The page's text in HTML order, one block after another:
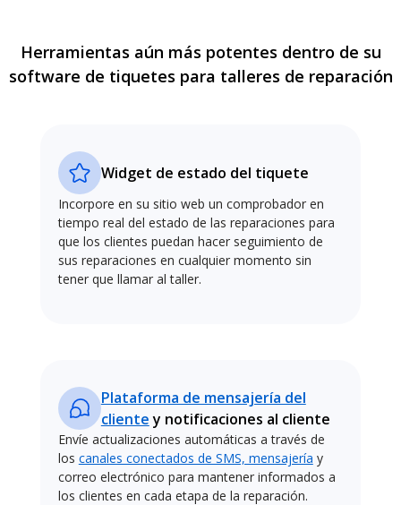
Herramientas aún más potentes dentro de su
software de tiquetes para talleres de reparación
Widget de estado del tiquete
Incorpore en su sitio web un comprobador en
tiempo real del estado de las reparaciones para
que los clientes puedan hacer seguimiento de
sus reparaciones en cualquier momento sin
tener que llamar al taller.
Plataforma de mensajería del
clientey notificaciones al cliente
Envíe actualizaciones automáticas a través de
los canales conectados de SMS, mensajería y
correo electrónico para mantener informados a
los clientes en cada etapa de la reparación.